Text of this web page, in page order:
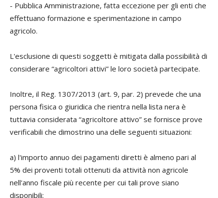
- Pubblica Amministrazione, fatta eccezione per gli enti che
effettuano formazione e sperimentazione in campo
agricolo.
L'esclusione di questi soggetti è mitigata dalla possibilità di
considerare “agricoltori attivi” le loro società partecipate.
Inoltre, il Reg. 1307/2013 (art. 9, par. 2) prevede che una
persona fisica o giuridica che rientra nella lista nera è
tuttavia considerata “agricoltore attivo” se fornisce prove
verificabili che dimostrino una delle seguenti situazioni:
a) l'importo annuo dei pagamenti diretti è almeno pari al
5% dei proventi totali ottenuti da attività non agricole
nell'anno fiscale più recente per cui tali prove siano
disponibili;